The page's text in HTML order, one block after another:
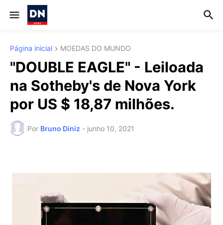
Página inicial MOEDAS DO MUNDO
"DOUBLE EAGLE" - Leiloada
na Sotheby's de Nova York
por US $ 18,87 milhões.
Por Bruno Diniz - junho 10, 2021